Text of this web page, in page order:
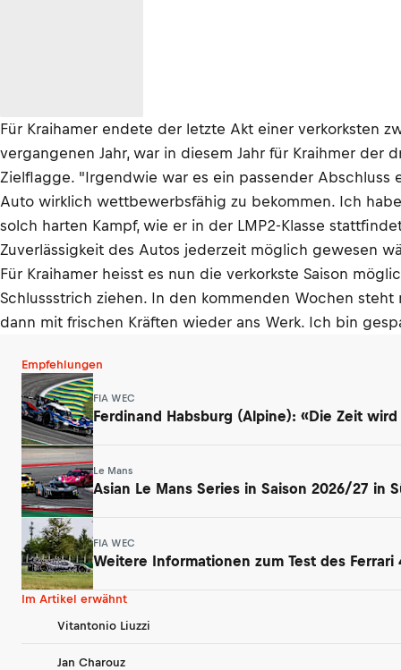
Für Kraihamer endete der letzte Akt einer verkorksten
vergangenen Jahr, war in diesem Jahr für Kraihmer der
Zielflagge. "Irgendwie war es ein passender Abschluss
Auto wirklich wettbewerbsfähig zu bekommen. Ich
solch harten Kampf, wie er in der LMP2-Klasse
Zuverlässigkeit des Autos jederzeit möglich gewesen
Für Kraihamer heisst es nun die verkorkste Saison
Schlussstrich ziehen. In den kommenden Wochen
dann mit frischen Kräften wieder ans Werk. Ich bin
Empfehlungen
FIA WEC
Ferdinand Habsburg (Alpine): «Die Zeit
Le Mans
Asian Le Mans Series in Saison 2026/27 in
FIA WEC
Weitere Informationen zum Test des Ferrari
Im Artikel erwähnt
Vitantonio Liuzzi
Jan Charouz